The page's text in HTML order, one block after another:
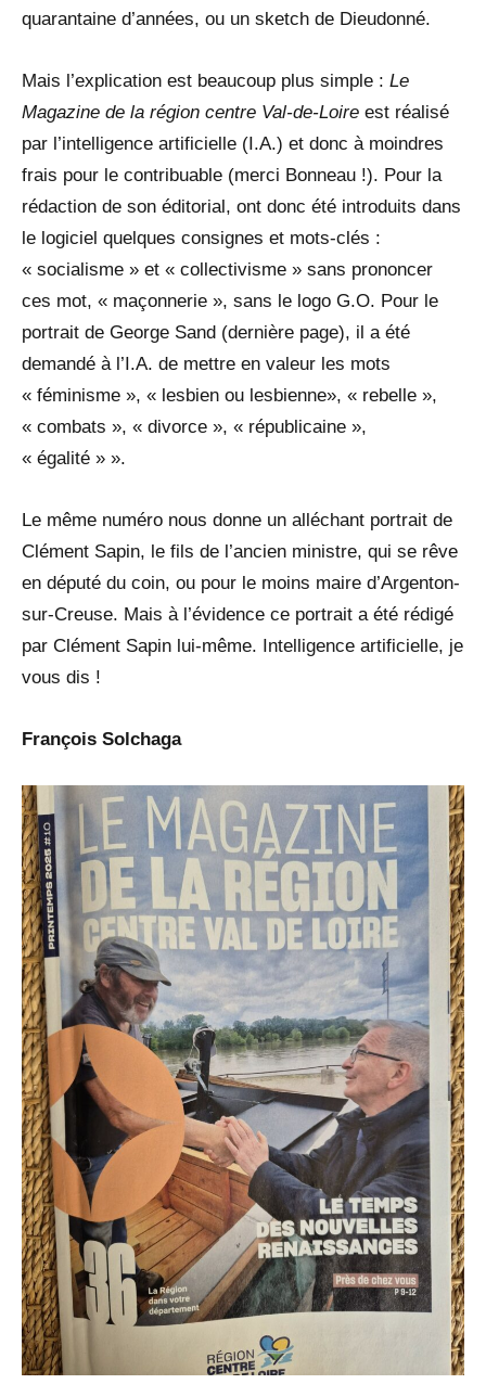
quarantaine d’années, ou un sketch de Dieudonné.
Mais l’explication est beaucoup plus simple : Le
Magazine de la région centre Val-de-Loire est réalisé
par l’intelligence artificielle (I.A.) et donc à moindres
frais pour le contribuable (merci Bonneau !). Pour la
rédaction de son éditorial, ont donc été introduits dans
le logiciel quelques consignes et mots-clés :
« socialisme » et « collectivisme » sans prononcer
ces mot, « maçonnerie », sans le logo G.O. Pour le
portrait de George Sand (dernière page), il a été
demandé à l’I.A. de mettre en valeur les mots
« féminisme », « lesbien ou lesbienne», « rebelle »,
« combats », « divorce », « républicaine »,
« égalité » ».
Le même numéro nous donne un alléchant portrait de
Clément Sapin, le fils de l’ancien ministre, qui se rêve
en député du coin, ou pour le moins maire d’Argenton-
sur-Creuse. Mais à l’évidence ce portrait a été rédigé
par Clément Sapin lui-même. Intelligence artificielle, je
vous dis !
François Solchaga